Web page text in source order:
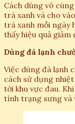
Cách dùng vô
trà xanh và cho
trà xanh mỗi ngày
thấy hiệu quả
Dùng đá lạnh
Việc dùng đá lạnh
cách sử dụng
tới khu vực đau.
tình trạng sưng và